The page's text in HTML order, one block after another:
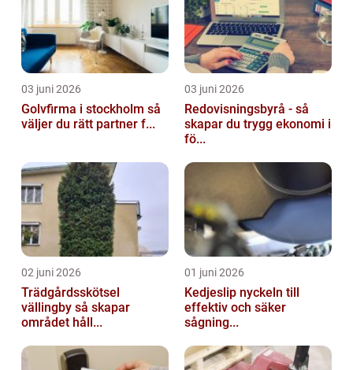
03 juni 2026
Golvfirma i stockholm så
väljer du rätt partner f...
03 juni 2026
Redovisningsbyrå - så
skapar du trygg ekonomi i
fö...
02 juni 2026
Trädgårdsskötsel
vällingby så skapar
området håll...
01 juni 2026
Kedjeslip nyckeln till
effektiv och säker
sågning...